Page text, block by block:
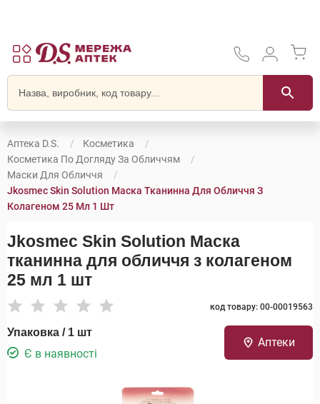
Аптека D.S.
Косметика
Косметика По Догляду За Обличчям
Маски Для Обличчя
Jkosmec Skin Solution Маска Тканинна Для Обличчя З
Колагеном 25 Мл 1 Шт
Jkosmec Skin Solution Маска
тканинна для обличчя з колагеном
25 мл 1 шт
код товару: 00-00019563
Упаковка / 1 шт
Є в наявності
Аптеки